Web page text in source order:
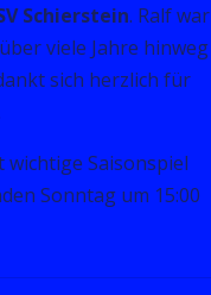
Schierstein. Ralf war
viele Jahre hinweg
sich herzlich für
Saisonspiel
Sonntag um 15:00